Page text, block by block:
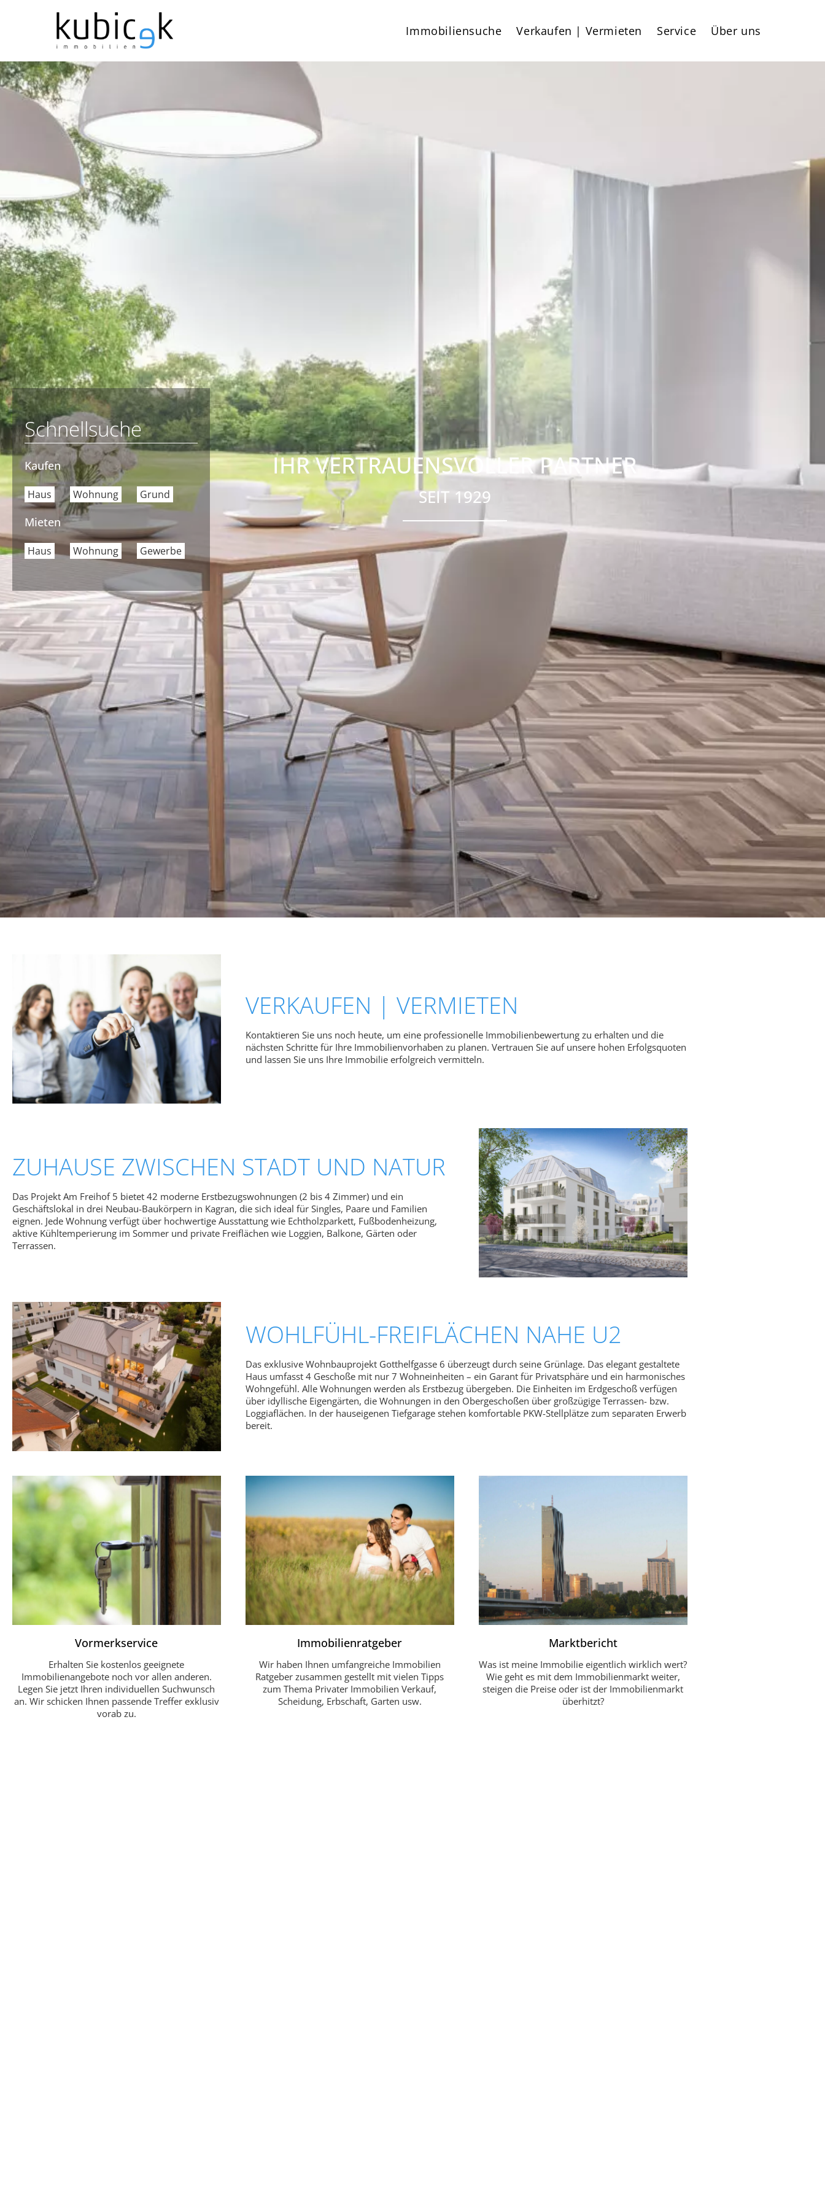
Immobiliensuche Verkaufen | Vermieten​ Service Über uns
Schnellsuche
Kaufen
Haus Wohnung Grund
Mieten
Haus Wohnung Gewerbe
IHR VERTRAUENSVOLLER PARTNER
SEIT 1929
VERKAUFEN | VERMIETEN​
Kontaktieren Sie uns noch heute, um eine professionelle Immobilienbewertung zu erhalten und die
nächsten Schritte für Ihre Immobilienvorhaben zu planen. Vertrauen Sie auf unsere hohen Erfolgsquoten
und lassen Sie uns Ihre Immobilie erfolgreich vermitteln.
ZUHAUSE ZWISCHEN STADT UND NATUR
Das Projekt Am Freihof 5 bietet 42 moderne Erstbezugswohnungen (2 bis 4 Zimmer) und ein
Geschäftslokal in drei Neubau-Baukörpern in Kagran, die sich ideal für Singles, Paare und Familien
eignen. Jede Wohnung verfügt über hochwertige Ausstattung wie Echtholzparkett, Fußbodenheizung,
aktive Kühltemperierung im Sommer und private Freiflächen wie Loggien, Balkone, Gärten oder
Terrassen.
WOHLFÜHL-FREIFLÄCHEN NAHE U2
Das exklusive Wohnbauprojekt Gotthelfgasse 6 überzeugt durch seine Grünlage. Das elegant gestaltete
Haus umfasst 4 Geschoße mit nur 7 Wohneinheiten – ein Garant für Privatsphäre und ein harmonisches
Wohngefühl. Alle Wohnungen werden als Erstbezug übergeben. Die Einheiten im Erdgeschoß verfügen
über idyllische Eigengärten, die Wohnungen in den Obergeschoßen über großzügige Terrassen- bzw.
Loggiaflächen. In der hauseigenen Tiefgarage stehen komfortable PKW-Stellplätze zum separaten Erwerb
bereit.
Vormerkservice
Erhalten Sie kostenlos geeignete
Immobilienangebote noch vor allen anderen.
Legen Sie jetzt Ihren individuellen Suchwunsch
an. Wir schicken Ihnen passende Treffer exklusiv
vorab zu.
Immobilienratgeber
Wir haben Ihnen umfangreiche Immobilien
Ratgeber zusammen gestellt mit vielen Tipps
zum Thema Privater Immobilien Verkauf,
Scheidung, Erbschaft, Garten usw.
Marktbericht
Was ist meine Immobilie eigentlich wirklich wert?
Wie geht es mit dem Immobilienmarkt weiter,
steigen die Preise oder ist der Immobilienmarkt
überhitzt?